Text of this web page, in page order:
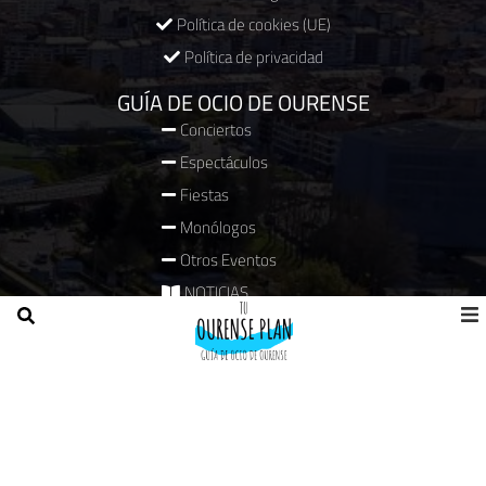
Política de cookies (UE)
Política de privacidad
GUÍA DE OCIO DE OURENSE
Conciertos
Espectáculos
Fiestas
Monólogos
Otros Eventos
NOTICIAS
PUBLIRREPORTAJES
COMPRA ENTRADAS